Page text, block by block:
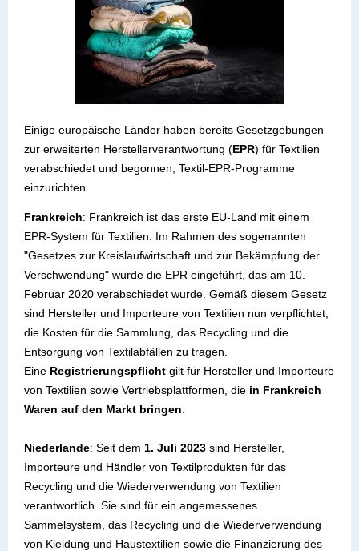
Einige europäische Länder haben bereits Gesetzgebungen
zur erweiterten Herstellerverantwortung (EPR) für Textilien
verabschiedet und begonnen, Textil-EPR-Programme
einzurichten.
Frankreich: Frankreich ist das erste EU-Land mit einem
EPR-System für Textilien. Im Rahmen des sogenannten
"Gesetzes zur Kreislaufwirtschaft und zur Bekämpfung der
Verschwendung" wurde die EPR eingeführt, das am 10.
Februar 2020 verabschiedet wurde. Gemäß diesem Gesetz
sind Hersteller und Importeure von Textilien nun verpflichtet,
die Kosten für die Sammlung, das Recycling und die
Entsorgung von Textilabfällen zu tragen.
Eine Registrierungspflicht gilt für Hersteller und Importeure
von Textilien sowie Vertriebsplattformen, die in Frankreich
Waren auf den Markt bringen
Niederlande: Seit dem 1. Juli 2023 sind Hersteller,
Importeure und Händler von Textilprodukten für das
Recycling und die Wiederverwendung von Textilien
verantwortlich. Sie sind für ein angemessenes
Sammelsystem, das Recycling und die Wiederverwendung
von Kleidung und Haustextilien sowie die Finanzierung des